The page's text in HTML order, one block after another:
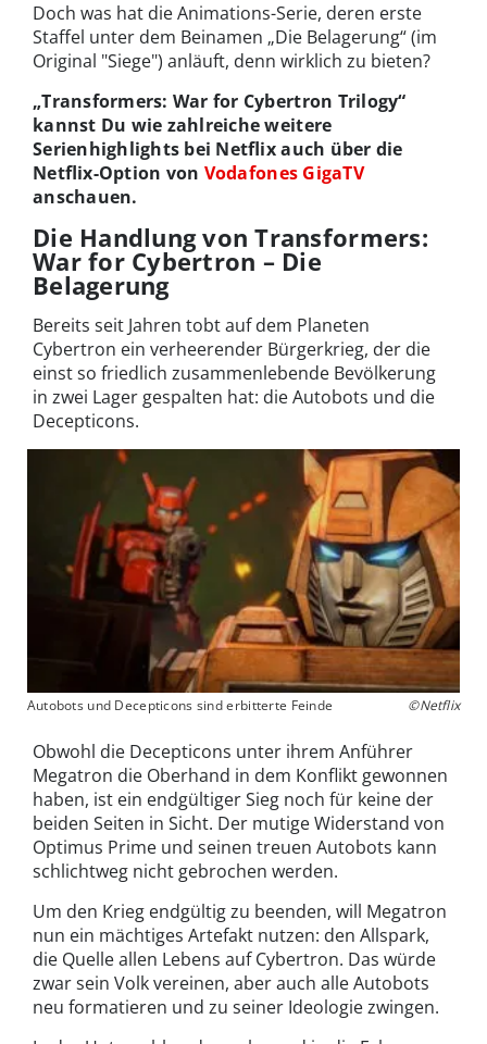
Doch was hat die Animations-Serie, deren erste
Staffel unter dem Beinamen „Die Belagerung“ (im
Original "Siege") anläuft, denn wirklich zu bieten?
„Transformers: War for Cybertron Trilogy“
kannst Du wie zahlreiche weitere
Serienhighlights bei Netflix auch über die
Netflix-Option von Vodafones GigaTV
anschauen.
Die Handlung von Transformers:
War for Cybertron – Die
Belagerung
Bereits seit Jahren tobt auf dem Planeten
Cybertron ein verheerender Bürgerkrieg, der die
einst so friedlich zusammenlebende Bevölkerung
in zwei Lager gespalten hat: die Autobots und die
Decepticons.
Autobots und Decepticons sind erbitterte Feinde ©Netflix
Obwohl die Decepticons unter ihrem Anführer
Megatron die Oberhand in dem Konflikt gewonnen
haben, ist ein endgültiger Sieg noch für keine der
beiden Seiten in Sicht. Der mutige Widerstand von
Optimus Prime und seinen treuen Autobots kann
schlichtweg nicht gebrochen werden.
Um den Krieg endgültig zu beenden, will Megatron
nun ein mächtiges Artefakt nutzen: den Allspark,
die Quelle allen Lebens auf Cybertron. Das würde
zwar sein Volk vereinen, aber auch alle Autobots
neu formatieren und zu seiner Ideologie zwingen.